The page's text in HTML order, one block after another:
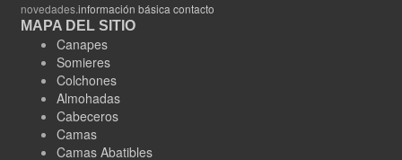
novedades.información básica contacto
MAPA DEL SITIO
Canapes
Somieres
Colchones
Almohadas
Cabeceros
Camas
Camas Abatibles